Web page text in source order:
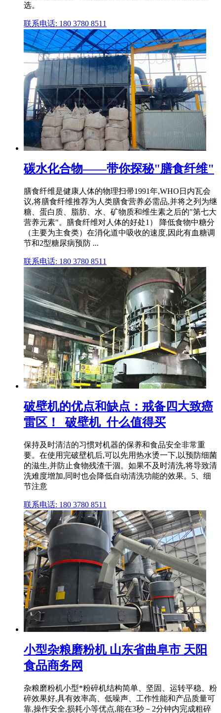
选。
联系电话: 180 3780 8511
碳水化合物——带你探秘"膳食纤维"
膳食纤维是健康人体的物理扫帚1991年,WHO日内瓦会
议,将膳食纤维推荐为人类膳食营养必需品,并将之列为继
糖、蛋白质、脂肪、水、矿物质和维生素之后的"第七大
营养元素"。膳食纤维对人体的好处1） 降低食物中糖分
（主要为主食类）在消化道中吸收的速度,因此有血糖调
节和2型糖尿病预防 ...
联系电话: 180 3780 8511
破壁机的优点和缺点：戒备四大致癌
雷区！_破壁机_什么值得买
保持及时清洁的习惯对机器的保养和食品安全非常重
要。在使用完破壁机后,可以先用热水烫一下,以预防细菌
的滋生,并防止食物残渣干涸。如果不及时清洗,将导致清
洗难度增加,同时也会降低自动清洗功能的效果。5、细
节注意
联系电话: 180 3780 8511
小型杂粮磨粉机 山东省曲阜市 天阳
食品商务网
杂粮磨粉机小型*粉碎机结构简单、坚固、运转平稳、粉
碎效果好,具有效率高、低噪声、工作性能和产品质量可
靠,操作安全,损耗小等优点,能在3秒－2分钟内完成粗碎